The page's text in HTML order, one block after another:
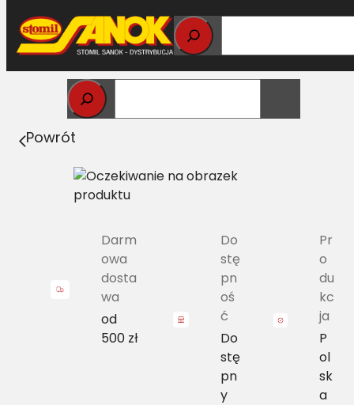
Przejdź
do
treści
Strona główna>
Powrót
Darm
owa
dosta
wa
od
500 zł
Do
stę
pn
oś
ć
Do
stę
pn
y
Pr
o
du
kc
ja
P
ol
sk
a